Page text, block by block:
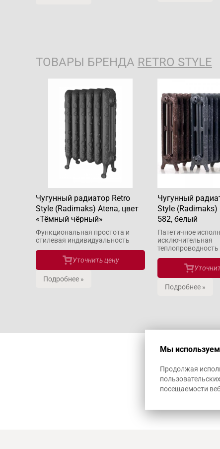
ТОВАРЫ БРЕНДА RETRO STYLE
Чугунный радиатор Retro
Style (Radimaks) Atena, цвет
«Тёмный чёрный»
Функциональная простота и
стилевая индивидуальность
Уточнить цену
Подробнее »
Чугунный
Style
582, белый
Патетичное
исключительная
теплопроводность
Подробнее »
Мы
Продолжая
посещаемости